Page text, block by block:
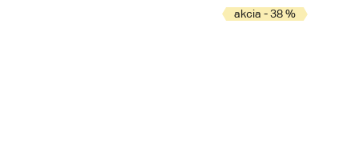
akcia - 38 %